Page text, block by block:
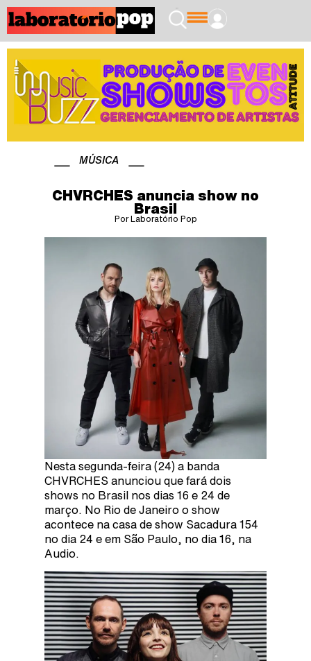
MÚSICA
CHVRCHES anuncia show no
Brasil
Por Laboratório Pop
Nesta segunda-feira (24) a banda
CHVRCHES anunciou que fará dois
shows no Brasil nos dias 16 e 24 de
março. No Rio de Janeiro o show
acontece na casa de show Sacadura 154
no dia 24 e em São Paulo, no dia 16, na
Audio.